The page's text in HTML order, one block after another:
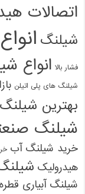
اتصالات
شیلنگ
فشار بالا انواع
شیلنگ های پلی اتیلن
بهترین
شیلنگ
خرید شیلنگ آب
هیدرولیک
شیلنگ آبیاری